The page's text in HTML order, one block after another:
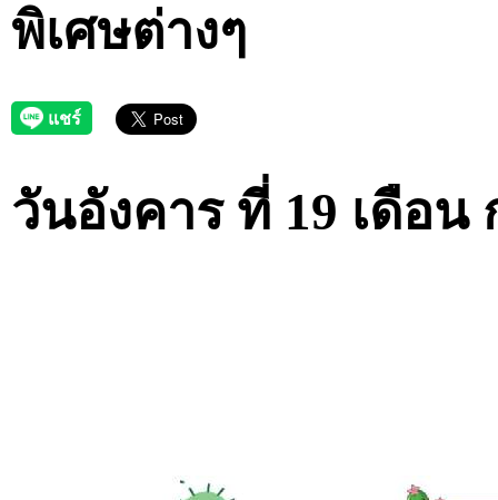
พิเศษต่างๆ
วันอังคาร ที่ 19 เดือน